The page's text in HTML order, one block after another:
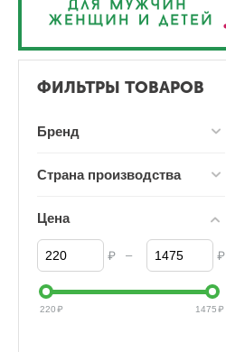
ФИЛЬТРЫ ТОВАРОВ
Бренд
Страна производства
Цена
₽ – ₽
220₽ 1475₽